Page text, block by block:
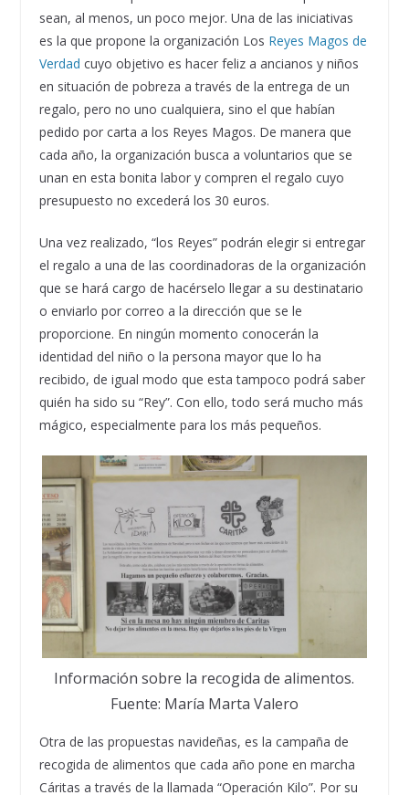
sean, al menos, un poco mejor. Una de las iniciativas
es la que propone la organización Los Reyes Magos de
Verdad cuyo objetivo es hacer feliz a ancianos y niños
en situación de pobreza a través de la entrega de un
regalo, pero no uno cualquiera, sino el que habían
pedido por carta a los Reyes Magos. De manera que
cada año, la organización busca a voluntarios que se
unan en esta bonita labor y compren el regalo cuyo
presupuesto no excederá los 30 euros.
Una vez realizado, “los Reyes” podrán elegir si entregar
el regalo a una de las coordinadoras de la organización
que se hará cargo de hacérselo llegar a su destinatario
o enviarlo por correo a la dirección que se le
proporcione. En ningún momento conocerán la
identidad del niño o la persona mayor que lo ha
recibido, de igual modo que esta tampoco podrá saber
quién ha sido su “Rey”. Con ello, todo será mucho más
mágico, especialmente para los más pequeños.
Información sobre la recogida de alimentos.
Fuente: María Marta Valero
Otra de las propuestas navideñas, es la campaña de
recogida de alimentos que cada año pone en marcha
Cáritas a través de la llamada “Operación Kilo”. Por su